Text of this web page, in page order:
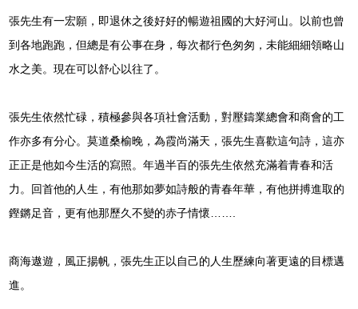
張先生有一宏願，即退休之後好好的暢遊祖國的大好河山。以前也曾
到各地跑跑，但總是有公事在身，每次都行色匆匆，未能細細領略山
水之美。現在可以舒心以往了。
張先生依然忙碌，積極參與各項社會活動，對壓鑄業總會和商會的工
作亦多有分心。莫道桑榆晚，為霞尚滿天，張先生喜歡這句詩，這亦
正正是他如今生活的寫照。年過半百的張先生依然充滿着青春和活
力。回首他的人生，有他那如夢如詩般的青春年華，有他拼搏進取的
鏗鏘足音，更有他那歷久不變的赤子情懷…….
商海遨遊，風正揚帆，張先生正以自己的人生歷練向著更遠的目標邁
進。